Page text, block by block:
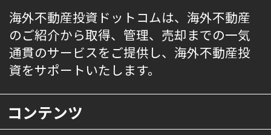
海外不動産投資ドットコムは、海外不動産
のご紹介から取得、管理、売却までの一気
通貫のサービスをご提供し、海外不動産投
資をサポートいたします。
コンテンツ